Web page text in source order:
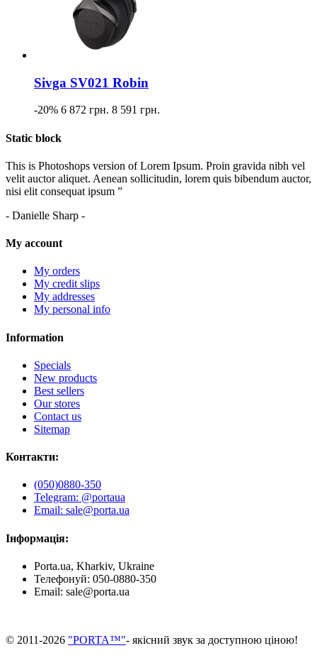
Sivga SV021 Robin
-20% 6 872 грн. 8 591 грн.
Static block
This is Photoshops version of Lorem Ipsum. Proin gravida nibh vel
velit auctor aliquet. Aenean sollicitudin, lorem quis bibendum auctor,
nisi elit consequat ipsum ”
- Danielle Sharp -
My account
My orders
My credit slips
My addresses
My personal info
Information
Specials
New products
Best sellers
Our stores
Contact us
Sitemap
Контакти:
(050)0880-350
Telegram: @portaua
Email: sale@porta.ua
Інформація:
Porta.ua, Kharkiv, Ukraine
Телефонуй: 050-0880-350
Email: sale@porta.ua
© 2011-2026 "PORTA™"- якісний звук за доступною ціною!